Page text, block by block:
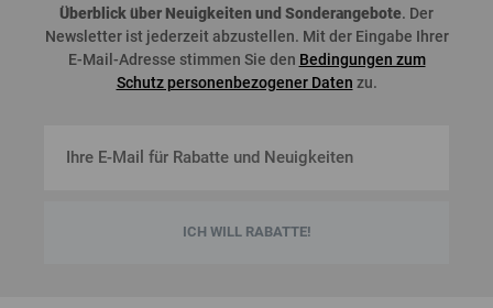
Überblicküber Neuigkeiten und Sonderangebote. Der
Newsletter ist jederzeit abzustellen. Mit der Eingabe Ihrer
E-Mail-Adresse stimmen Sie den Bedingungen zum
Schutz personenbezogener Daten zu.
ICH WILL RABATTE!